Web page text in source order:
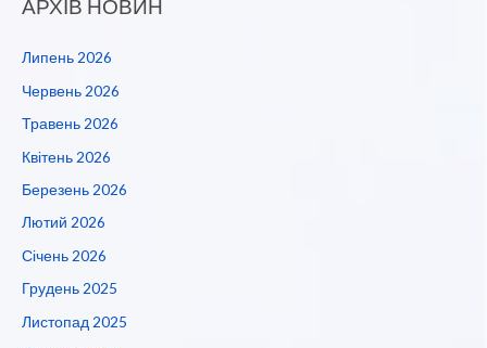
АРХІВ НОВИН
Липень 2026
Червень 2026
Травень 2026
Квітень 2026
Березень 2026
Лютий 2026
Січень 2026
Грудень 2025
Листопад 2025